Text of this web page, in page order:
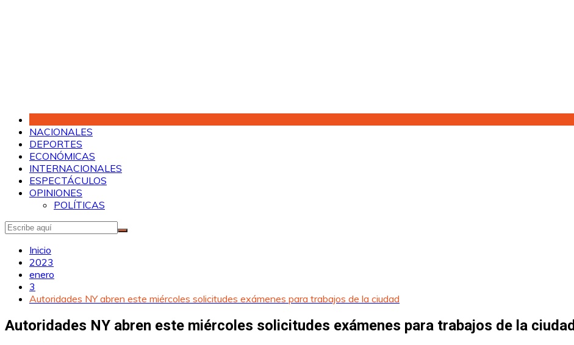
NACIONALES
DEPORTES
ECONÓMICAS
INTERNACIONALES
ESPECTÁCULOS
OPINIONES
POLÍTICAS
Inicio
2023
enero
3
Autoridades NY abren este miércoles solicitudes exámenes para trabajos de la ciudad
Autoridades NY abren este miércoles solicitudes exámenes para trabajos de la ciudad